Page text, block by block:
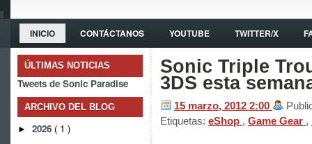
INICIO CONTÁCTANOS YOUTUBE TWITTER/X
ÚLTIMAS NOTICIAS
Tweets de Sonic Paradise
ARCHIVO DEL BLOG
► 2026 ( 1 )
Sonic Triple
3DS esta
15 marzo, 2012 2:00
Etiquetas: eShop , Game Gear ,